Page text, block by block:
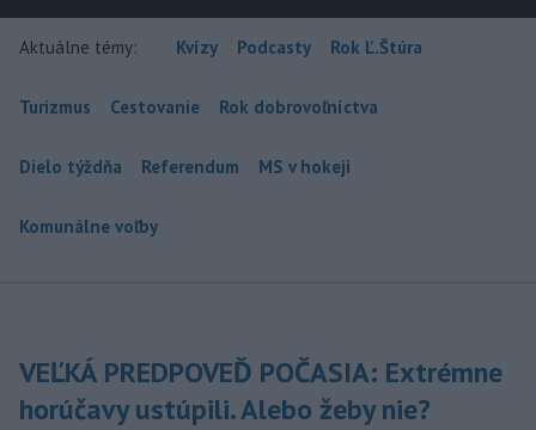
Aktuálne témy: Kvízy Podcasty Rok Ľ.Štúra
Turizmus Cestovanie Rok dobrovoľníctva
Dielo týždňa Referendum MS v hokeji
Komunálne voľby
VEĽKÁ PREDPOVEĎ POČASIA: Extrémne
horúčavy ustúpili. Alebo žeby nie?